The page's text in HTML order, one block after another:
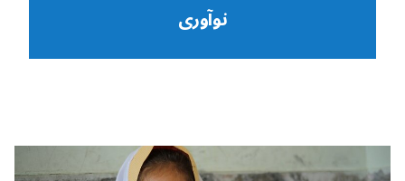
نوآوری